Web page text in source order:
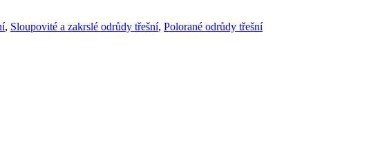
, Sloupovité a zakrslé odrůdy třešní, Polorané odrůdy třešní